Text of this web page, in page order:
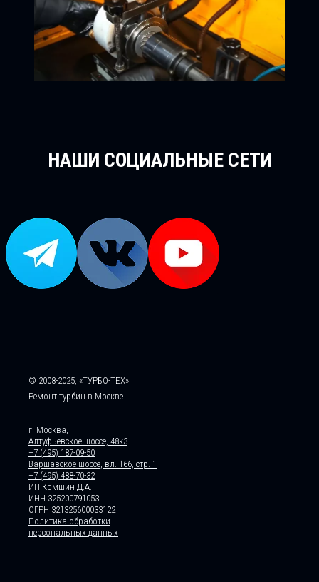
НАШИ СОЦИАЛЬНЫЕ СЕТИ
© 2008-2025, «ТУРБО-ТЕХ»
Ремонт турбин в Москве
г. Москва,
Алтуфьевское шоссе, 48к3
+7 (495) 187-09-50
Варшавское шоссе, вл. 166, стр. 1
+7 (495) 488-70-32
ИП Комшин Д.А.
ИНН 325200791053
ОГРН 321325600033122
Политика обработки
персональных данных